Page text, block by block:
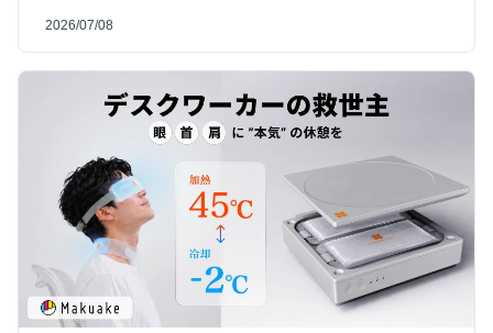
2026/07/08